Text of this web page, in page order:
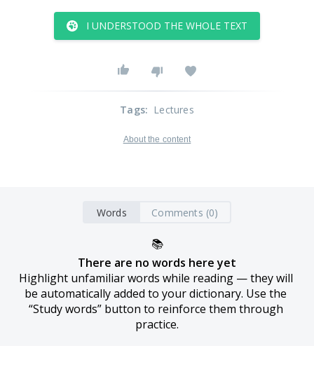
I UNDERSTOOD THE WHOLE TEXT
Tags: Lectures
About the content
Words Comments (0)
📚
There are no words here yet
Highlight unfamiliar words while reading — they will
be automatically added to your dictionary. Use the
“Study words” button to reinforce them through
practice.